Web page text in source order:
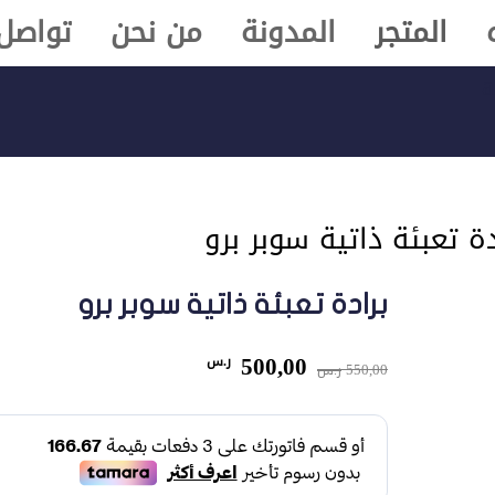
المتجر المدونة من نحن
تعبئة ذاتية سوبر برو
برادة تعبئة ذاتية سوبر برو
550,00ر.س السعر
الأصلي
هو:
550,00 ر.س.
500,00 ر.سالحالي
هو:
500,00 ر.س.